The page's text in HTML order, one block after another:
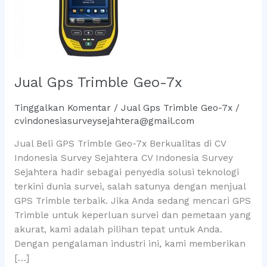
Jual Gps Trimble Geo-7x
Tinggalkan Komentar / Jual Gps Trimble Geo-7x/
cvindonesiasurveysejahtera@gmail.com
Jual Beli GPS Trimble Geo-7x Berkualitas di CV
Indonesia Survey Sejahtera CV Indonesia Survey
Sejahtera hadir sebagai penyedia solusi teknologi
terkini dunia survei, salah satunya dengan menjual
GPS Trimble terbaik. Jika Anda sedang mencari GPS
Trimble untuk keperluan survei dan pemetaan yang
akurat, kami adalah pilihan tepat untuk Anda.
Dengan pengalaman industri ini, kami memberikan
[…]